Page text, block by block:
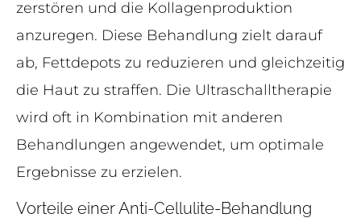
zerstören und die Kollagenproduktion
anzuregen. Diese Behandlung zielt darauf
ab, Fettdepots zu reduzieren und gleichzeitig
die Haut zu straffen. Die Ultraschalltherapie
wird oft in Kombination mit anderen
Behandlungen angewendet, um optimale
Ergebnisse zu erzielen.
Vorteile einer Anti-Cellulite-Behandlung